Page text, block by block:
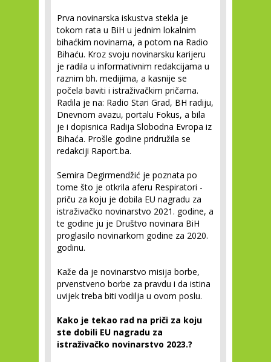
Prva novinarska iskustva stekla je
tokom rata u BiH u jednim lokalnim
bihaćkim novinama, a potom na Radio
Bihaću. Kroz svoju novinarsku karijeru
je radila u informativnim redakcijama u
raznim bh. medijima, a kasnije se
počela baviti i istraživačkim pričama.
Radila je na: Radio Stari Grad, BH radiju,
Dnevnom avazu, portalu Fokus, a bila
je i dopisnica Radija Slobodna Evropa iz
Bihaća. Prošle godine pridružila se
redakciji Raport.ba.
Semira Degirmendžić je poznata po
tome što je otkrila aferu Respiratori -
priču za koju je dobila EU nagradu za
istraživačko novinarstvo 2021. godine, a
te godine ju je Društvo novinara BiH
proglasilo novinarkom godine za 2020.
godinu.
Kaže da je novinarstvo misija borbe,
prvenstveno borbe za pravdu i da istina
uvijek treba biti vodilja u ovom poslu.
Kako je tekao rad na priči za koju
ste dobili EU nagradu za
istraživačko novinarstvo 2023.?